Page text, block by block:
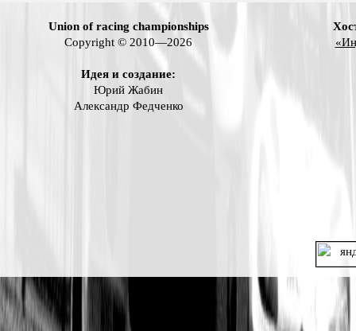
Union of racing championships
Copyright © 2010—2026
Идея и создание:
Юрий Жабин
Александр Федченко